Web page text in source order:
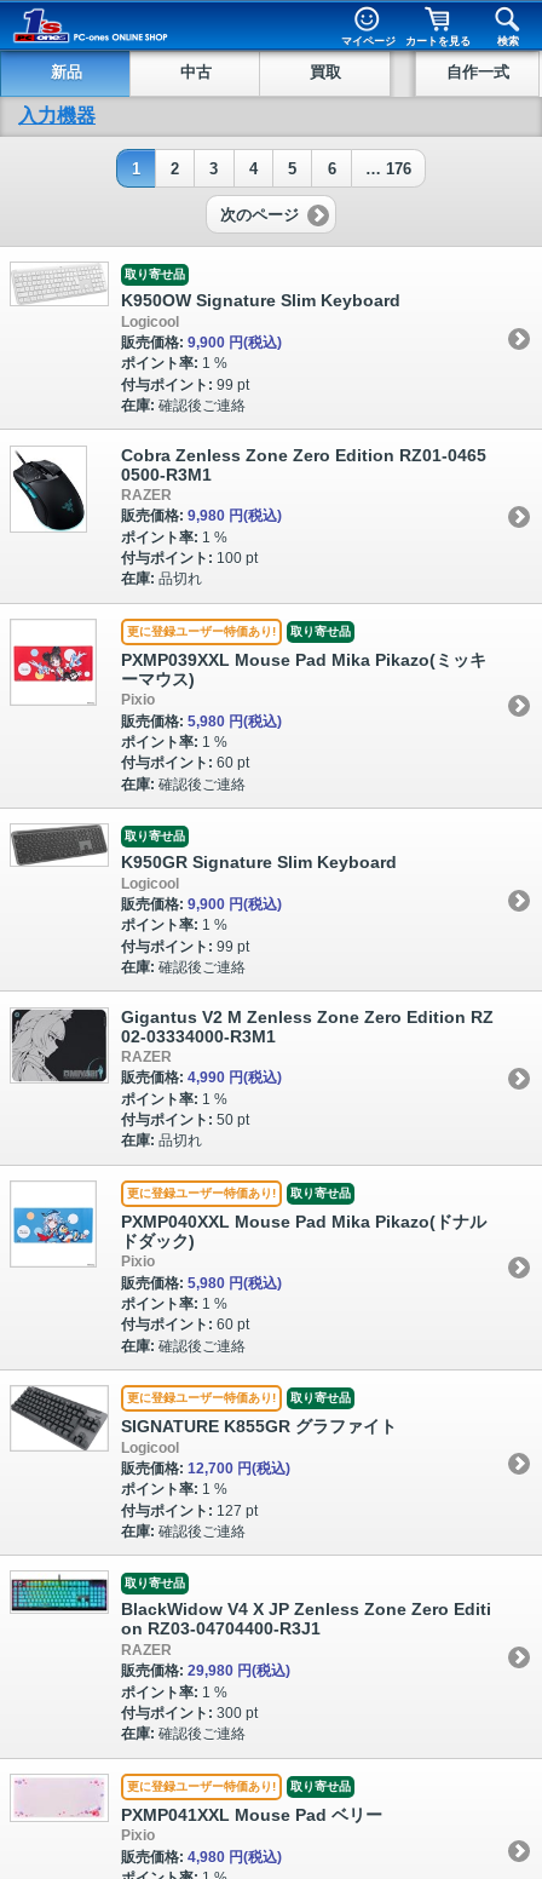
マイページ カートを見る 検索
新品 中古 買取 自作一式
入力機器
1 2 3 4 5 6 … 176
次のページ
取り寄せ品
K950OW Signature Slim Keyboard
Logicool
販売価格: 9,900 円(税込)
ポイント率: 1 %
付与ポイント: 99 pt
在庫: 確認後ご連絡
Cobra Zenless Zone Zero Edition RZ01-0465
0500-R3M1
RAZER
販売価格: 9,980 円(税込)
ポイント率: 1 %
付与ポイント: 100 pt
在庫: 品切れ
更に登録ユーザー特価あり! 取り寄せ品
PXMP039XXL Mouse Pad Mika Pikazo(ミッキ
ーマウス)
Pixio
販売価格: 5,980 円(税込)
ポイント率: 1 %
付与ポイント: 60 pt
在庫: 確認後ご連絡
取り寄せ品
K950GR Signature Slim Keyboard
Logicool
販売価格: 9,900 円(税込)
ポイント率: 1 %
付与ポイント: 99 pt
在庫: 確認後ご連絡
Gigantus V2 M Zenless Zone Zero Edition RZ
02-03334000-R3M1
RAZER
販売価格: 4,990 円(税込)
ポイント率: 1 %
付与ポイント: 50 pt
在庫: 品切れ
更に登録ユーザー特価あり! 取り寄せ品
PXMP040XXL Mouse Pad Mika Pikazo(ドナル
ドダック)
Pixio
販売価格: 5,980 円(税込)
ポイント率: 1 %
付与ポイント: 60 pt
在庫: 確認後ご連絡
更に登録ユーザー特価あり! 取り寄せ品
SIGNATURE K855GR グラファイト
Logicool
販売価格: 12,700 円(税込)
ポイント率: 1 %
付与ポイント: 127 pt
在庫: 確認後ご連絡
取り寄せ品
BlackWidow V4 X JP Zenless Zone Zero Editi
on RZ03-04704400-R3J1
RAZER
販売価格: 29,980 円(税込)
ポイント率: 1 %
付与ポイント: 300 pt
在庫: 確認後ご連絡
更に登録ユーザー特価あり! 取り寄せ品
PXMP041XXL Mouse Pad ベリー
Pixio
販売価格: 4,980 円(税込)